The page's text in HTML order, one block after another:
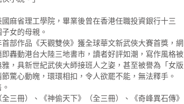
不過是首序曲，
那對宿敵之間的恩仇祕辛……
麻省理工學院，畢業後曾在香港任職投資銀行十三
女的母親。
部作品《天觀雙俠》獲全球華文新武俠大賽首獎，網
轟動港台大陸三地書市，讀者好評如潮，寫作風格被
，具新世紀武俠大師接班人之姿，甚至被譽為「女版
驚心動魄，環環相扣，令人欲罷不能，無法釋手。
三冊）、《神偷天下》（全三冊）、《奇峰異石傳》